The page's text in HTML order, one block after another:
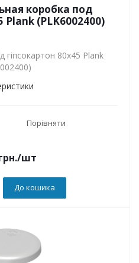
коробка под
Plank (PLK6002400)
гіпсокартон 80х45 Plank
Порівняти
/шт
До кошика